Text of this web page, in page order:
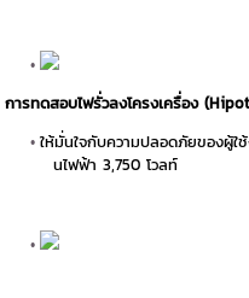
การทดสอบไฟรั่วลงโครงเครื่อง
ให้มั่นใจกับความปลอดภัยของผู้ใ
นไฟฟ้า 3,750 โวลท์